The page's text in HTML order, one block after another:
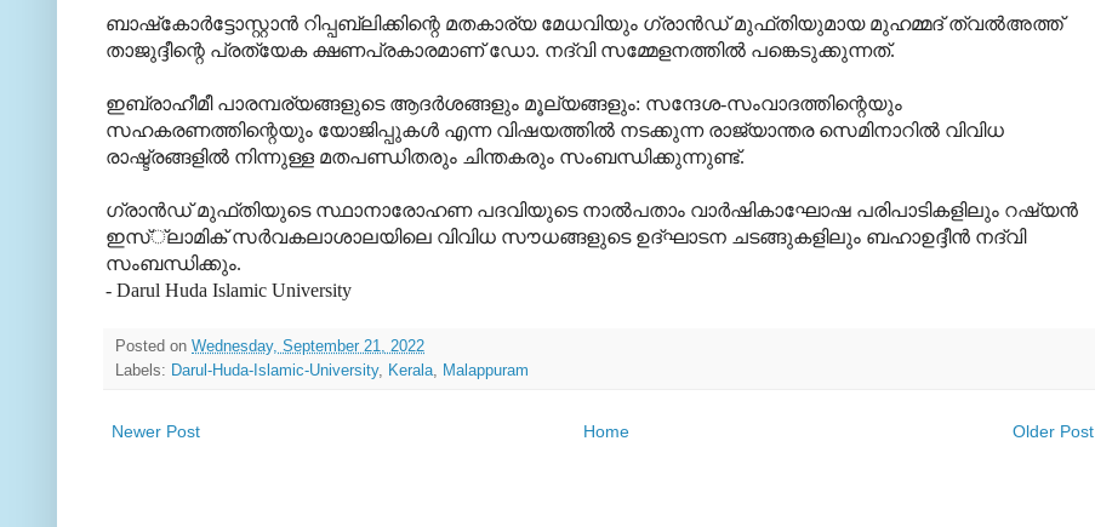
ബാഷ്‌കോര്‍ട്ടോസ്റ്റാന്‍ റിപ്പബ്ലിക്കിന്റെ മതകാര്യ മേധവിയും ഗ്രാന്‍ഡ് മുഫ്തിയുമായ മുഹമ്മദ് ത്വല്‍അത്ത്
താജുദ്ദീന്റെ പ്രത്യേക ക്ഷണപ്രകാരമാണ് ഡോ. നദ്‌വി സമ്മേളനത്തില്‍ പങ്കെടുക്കുന്നത്.
ഇബ്രാഹീമീ പാരമ്പര്യങ്ങളുടെ ആദര്‍ശങ്ങളും മൂല്യങ്ങളും: സന്ദേശ-സംവാദത്തിന്റെയും
സഹകരണത്തിന്റെയും യോജിപ്പുകള്‍ എന്ന വിഷയത്തില്‍ നടക്കുന്ന രാജ്യാന്തര സെമിനാറില്‍ വിവിധ
രാഷ്ട്രങ്ങളില്‍ നിന്നുള്ള മതപണ്ഡിതരും ചിന്തകരും സംബന്ധിക്കുന്നുണ്ട്.
ഗ്രാന്‍ഡ് മുഫ്തിയുടെ സ്ഥാനാരോഹണ പദവിയുടെ നാല്‍പതാം വാര്‍ഷികാഘോഷ പരിപാടികളിലും റഷ്യന്‍
ഇസ്്‌ലാമിക് സര്‍വകലാശാലയിലെ വിവിധ സൗധങ്ങളുടെ ഉദ്ഘാടന ചടങ്ങുകളിലും ബഹാഉദ്ദീന്‍ നദ്‌വി
സംബന്ധിക്കും.
- Darul Huda Islamic University
Posted on Wednesday, September 21, 2022
Labels: Darul-Huda-Islamic-University, Kerala Malappuram
Newer Post Older Post
Home